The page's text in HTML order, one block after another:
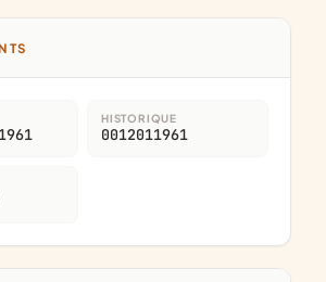
HISTORIQUE
0012011961